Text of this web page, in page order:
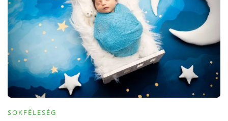
SOKFÉLESÉG